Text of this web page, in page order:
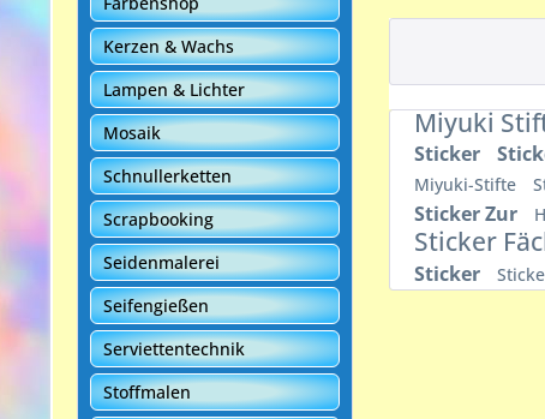
Kerzen & Wachs
Lampen & Lichter
Mosaik
Schnullerketten
Scrapbooking
Seidenmalerei
Seifengießen
Serviettentechnik
Stoffmalen
Miyuki
Sticker
Miyuki-Stifte
Sticker Zur
Sticker
Sticker